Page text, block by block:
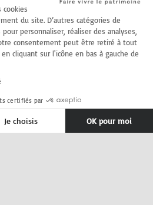
cookies
du site. D’autres catégories de
personnaliser, réaliser des analyses,
consentement peut être retiré à tout
cliquant sur l'icône en bas à gauche de
certifiés par
Je choisis OK pour moi